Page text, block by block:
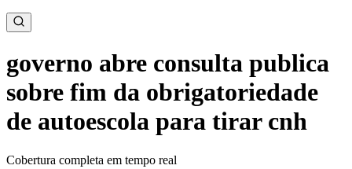
governo abre consulta publica
sobre fim da obrigatoriedade
de autoescola para tirar cnh
Cobertura completa em tempo real